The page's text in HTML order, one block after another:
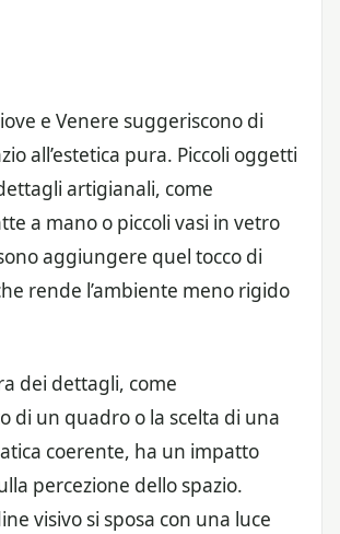
e Venere suggeriscono di
all’estetica pura. Piccoli oggetti
artigianali, come
a mano o piccoli vasi in vetro
aggiungere quel tocco di
rende l’ambiente meno rigido
dei dettagli, come
di un quadro o la scelta di una
coerente, ha un impatto
percezione dello spazio.
visivo si sposa con una luce